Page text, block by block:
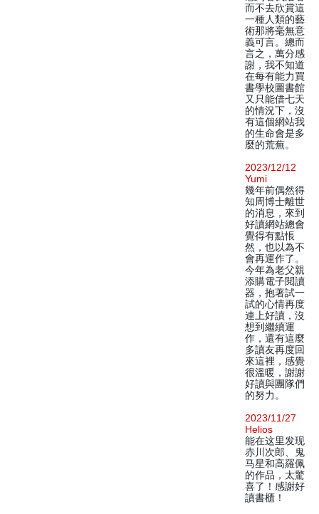
而不去欣賞這
一種人類的藝
術那將毫無意
義可言。總而
言之，萬分感
謝，我不知道
在每有能力買
書學校圖書館
又只能借七天
的情況下，沒
有這個網站我
的生命會是多
麼的荒蕪。
2023/12/12
Yumi
幾年前偶然得
知周博士離世
的消息，來到
好讀網站總會
覺得有點悵
然，也以為不
會再運作了。
今年為老父親
添購電子閱讀
器，抱著試一
試的心情再度
連上好讀，沒
想到繼續運
作，還有這麼
多讀友再度回
來這裡，感覺
很溫暖，謝謝
好讀與團隊們
的努力。
2023/11/27
Helios
能在这里发现
赤川次郎、鬼
马星和高羅佩
的作品，太驚
喜了！感謝好
讀書櫃！